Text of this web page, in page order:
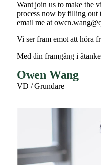
Want join us to make the
process now by filling out
email me at
Vi ser fram emot att höra
Med din framgång i
Owen Wang
VD / Grundare